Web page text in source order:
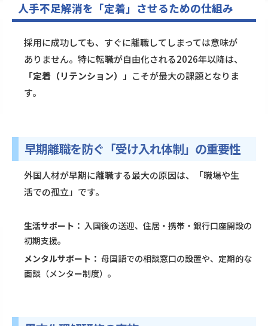
人手不足解消を「定着」させるための仕組み
採用に成功しても、すぐに離職してしまっては意味が
ありません。特に転職が自由化される2026年以降は、
「定着（リテンション）」 こそが最大の課題となりま
す。
早期離職を防ぐ「受け入れ体制」の重要性
外国人材が早期に離職する最大の原因は、「職場や生
活での孤立」です。
生活サポート： 入国後の送迎、住居・携帯・銀行口座開設の
初期支援。
メンタルサポート： 母国語での相談窓口の設置や、定期的な
面談（メンター制度）。